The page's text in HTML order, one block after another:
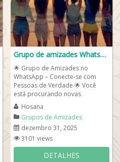
Grupo de amizades WhatsApp✨💄👸🏽
🌟 Grupo de Amizades no
WhatsApp – Conecte-se com
Pessoas de Verdade 🌟 Você
está procurando novas
amizades, boas conversas e um
ambiente leve para...
Hosana
Grupos de Amizades
dezembro 31, 2025
3101 views
DETALHES